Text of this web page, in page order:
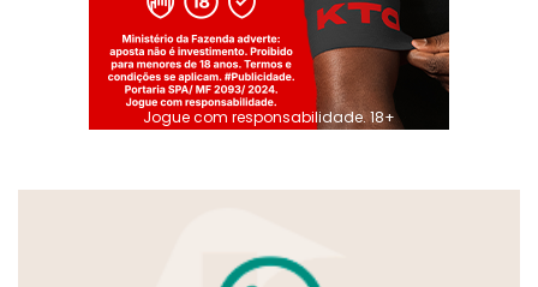
Jogue com responsabilidade. 18+